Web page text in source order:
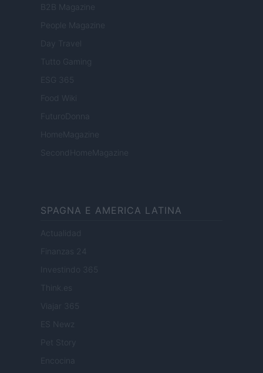
B2B Magazine
People Magazine
Day Travel
Tutto Gaming
ESG 365
Food Wiki
FuturoDonna
HomeMagazine
SecondHomeMagazine
SPAGNA E AMERICA LATINA
Actualidad
Finanzas 24
Investindo 365
Viajar 365
ES Newz
Pet Story
Encocina